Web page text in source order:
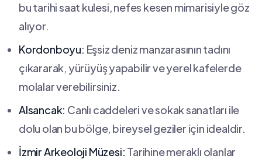
bu tarihi saat ⁢kulesi, nefes kesen mimarisiyle göz
alıyor.
Kordonboyu: Eşsiz deniz manzarasının⁢ tadını
çıkararak, yürüyüş ⁤yapabilir ve​ yerel kafelerde
molalar verebilirsiniz.
Alsancak: Canlı caddeleri ve sokak ⁢sanatları ile
dolu‍ olan bu bölge, ​bireysel geziler için idealdir.
İzmir Arkeoloji Müzesi: Tarihine ⁣meraklı olanlar